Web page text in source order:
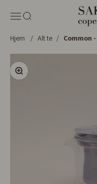
MenuSøg
Hjem / Alt te / Common
Zoom